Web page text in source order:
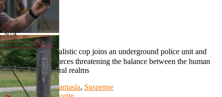
The 9th Precinct
IMDb: N/A
N/A
N/A
第九分局 An idealistic cop joins an underground police unit and
battles ghoulish forces threatening the balance between the human
and the supernatural realms
Genre:Crimen,Fantasía, Suspense